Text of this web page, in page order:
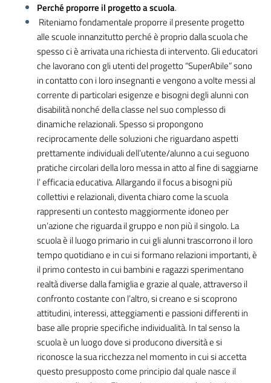
Perché proporre il progetto a scuola.
Riteniamo fondamentale proporre il presente progetto
alle scuole innanzitutto perché è proprio dalla scuola che
spesso ci è arrivata una richiesta di intervento. Gli educatori
che lavorano con gli utenti del progetto “SuperAbile” sono
in contatto con i loro insegnanti e vengono a volte messi al
corrente di particolari esigenze e bisogni degli alunni con
disabilità nonché della classe nel suo complesso di
dinamiche relazionali. Spesso si propongono
reciprocamente delle soluzioni che riguardano aspetti
prettamente individuali dell’utente/alunno a cui seguono
pratiche circolari della loro messa in atto al fine di saggiarne
l’ efficacia educativa. Allargando il focus a bisogni più
collettivi e relazionali, diventa chiaro come la scuola
rappresenti un contesto maggiormente idoneo per
un’azione che riguarda il gruppo e non più il singolo. La
scuola è il luogo primario in cui gli alunni trascorrono il loro
tempo quotidiano e in cui si formano relazioni importanti, è
il primo contesto in cui bambini e ragazzi sperimentano
realtà diverse dalla famiglia e grazie al quale, attraverso il
confronto costante con l’altro, si creano e si scoprono
attitudini, interessi, atteggiamenti e passioni differenti in
base alle proprie specifiche individualità. In tal senso la
scuola è un luogo dove si producono diversità e si
riconosce la sua ricchezza nel momento in cui si accetta
questo presupposto come principio dal quale nasce il